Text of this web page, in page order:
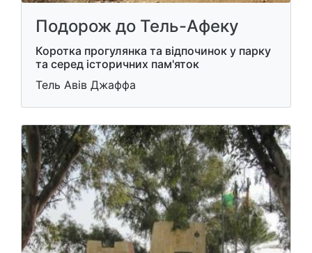
Подорож до Тель-Афеку
Коротка прогулянка та відпочинок у парку
та серед історичних пам'яток
Тель Авів Джаффа